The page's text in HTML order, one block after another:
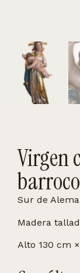
Virgen
barroco
Sur de
Madera
Alto 130 cm